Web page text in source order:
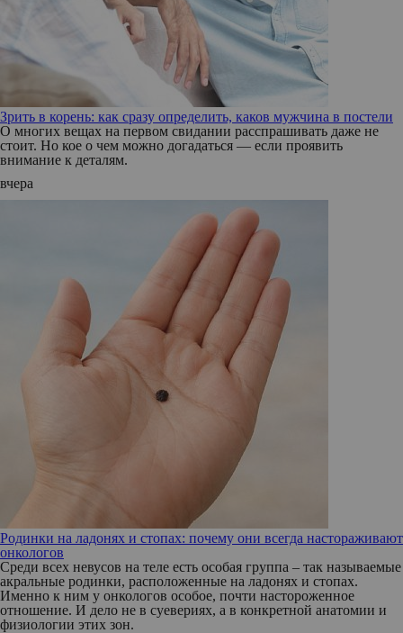
Зрить в корень: как сразу определить, каков мужчина в постели
О многих вещах на первом свидании расспрашивать даже не
стоит. Но кое о чем можно догадаться — если проявить
внимание к деталям.
вчера
Родинки на ладонях и стопах: почему они всегда настораживают
онкологов
Среди всех невусов на теле есть особая группа – так называемые
акральные родинки, расположенные на ладонях и стопах.
Именно к ним у онкологов особое, почти настороженное
отношение. И дело не в суевериях, а в конкретной анатомии и
физиологии этих зон.